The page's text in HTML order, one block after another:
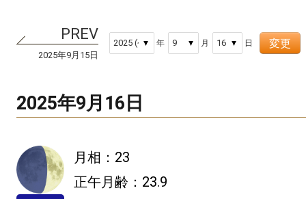
2025年9月15日
年 月 日 変更
2025年9月16日
月相：23
正午月齢：23.9